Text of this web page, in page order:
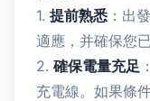
1. 提前熟悉 ：出
適應，并確保您
2. 確保電量充足
充電線。如果條